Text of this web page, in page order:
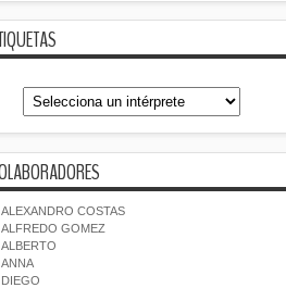
ALEXANDRO COSTAS
ALFREDO GOMEZ
ALBERTO
ANNA
DIEGO